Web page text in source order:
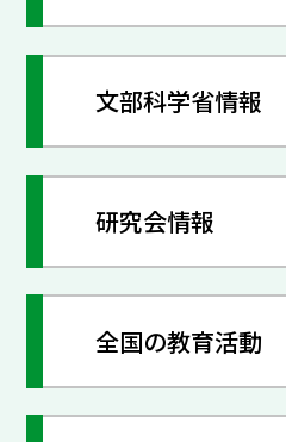
文部科学省情報
研究会情報
全国の教育活動